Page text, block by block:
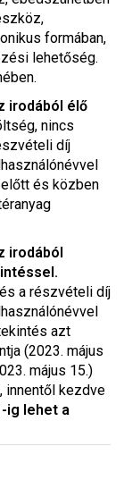
formában,
lehetőség.
irodából élő
nincs
díj
és közben
irodából
a részvételi díj
azt
(2023. május
május 15.)
innentől kezdve
ig lehet a